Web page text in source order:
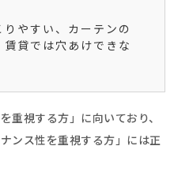
りやすい、カーテンの
貸では穴あけできな
重視する方」に向いており、
ンス性を重視する方」には正